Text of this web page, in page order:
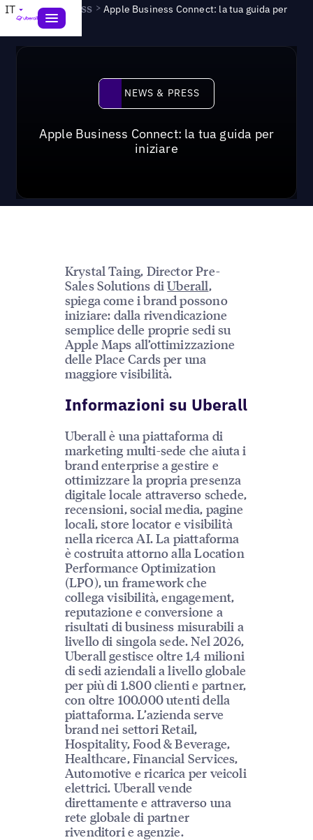
IT News & Press >Apple Business Connect: la tua guida per
iniziare
News & Press
NEWS & PRESS
Apple Business Connect: la tua guida per
iniziare
Krystal Taing, Director Pre-
Sales Solutions diUberall,
spiega come i brand possono
iniziare: dalla rivendicazione
semplice delle proprie sedi su
Apple Maps all’ottimizzazione
delle Place Cards per una
maggiore visibilità.
Informazioni su Uberall
Uberall è una piattaforma di
marketing multi-sede che aiuta i
brand enterprise a gestire e
ottimizzare la propria presenza
digitale locale attraverso schede,
recensioni, social media, pagine
locali, store locator e visibilità
nella ricerca AI. La piattaforma
è costruita attorno alla Location
Performance Optimization
(LPO), un framework che
collega visibilità, engagement,
reputazione e conversione a
risultati di business misurabili a
livello di singola sede. Nel 2026,
Uberall gestisce oltre 1,4 milioni
di sedi aziendali a livello globale
per più di 1.800 clienti e partner,
con oltre 100.000 utenti della
piattaforma. L’azienda serve
brand nei settori Retail,
Hospitality, Food & Beverage,
Healthcare, Financial Services,
Automotive e ricarica per veicoli
elettrici. Uberall vende
direttamente e attraverso una
rete globale di partner
rivenditori e agenzie.